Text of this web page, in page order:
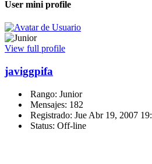
User mini profile
View full profile
javiggpifa
Rango: Junior
Mensajes: 182
Registrado: Jue Abr 19, 2007
Status: Off-line